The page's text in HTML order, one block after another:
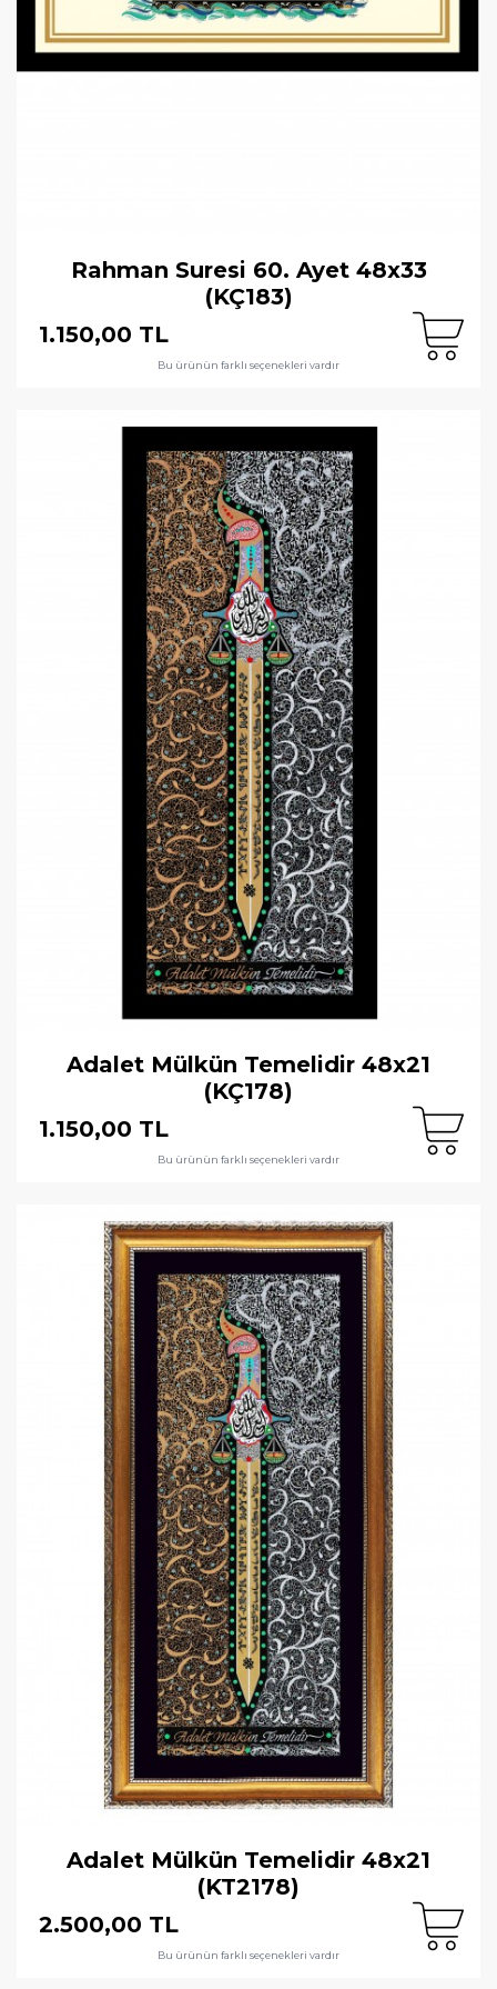
Rahman Suresi 60. Ayet 48x33
(KÇ183)
1.150,00 TL
Bu ürünün farklı seçenekleri vardır
Adalet Mülkün Temelidir 48x21
(KÇ178)
1.150,00 TL
Bu ürünün farklı seçenekleri vardır
Adalet Mülkün Temelidir 48x21
(KT2178)
2.500,00 TL
Bu ürünün farklı seçenekleri vardır